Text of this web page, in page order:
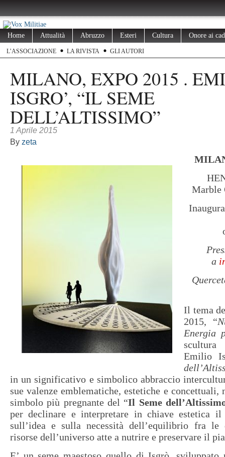
Home Attualità Abruzzo Esteri Cultura Onore ai
L’ASSOCIAZIONE LA RIVISTA GLI AUTORI
MILANO, EXPO 2015 .
ISGRO’, “IL SEME
DELL’ALTISSIMO”
1 Aprile 2015
By zeta
Marble
a
Il tema
2015, “
Energia
scultura
Emilio
in un significativo e simbolico abbraccio
sue valenze emblematiche, estetiche e concettuali,
simbolo più pregnante del “Il Seme
per declinare e interpretare in chiave estetica
sull’idea e sulla necessità dell’equilibrio fra
risorse dell’universo atte a nutrire e preservare il